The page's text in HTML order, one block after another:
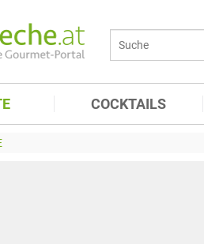
COCKTAILS